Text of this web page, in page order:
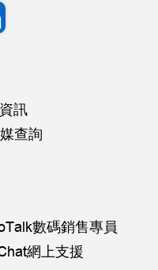
訊
查詢
數碼銷售專員
網上支援